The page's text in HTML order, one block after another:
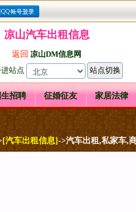
凉山汽车出租信息
返回 凉山DM信息网
站点
招聘 征婚征友 家居法律
[汽车出租信息] ->汽车出租,私家车,